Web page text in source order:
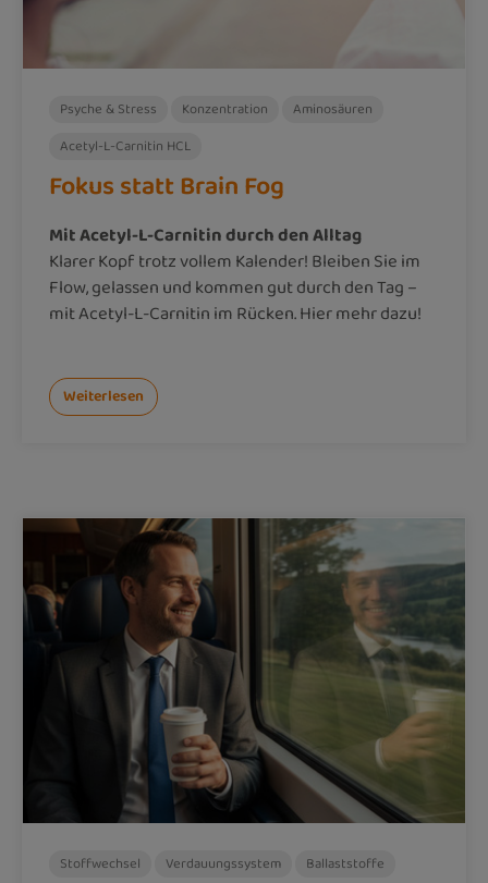
Psyche & Stress Konzentration
Aminosäuren
Acetyl-L-Carnitin HCL
Fokus statt Brain Fog
Mit Acetyl-L-Carnitin durch den Alltag
Klarer Kopf trotz vollem Kalender! Bleiben Sie im
Flow, gelassen und kommen gut durch den Tag –
mit Acetyl-L-Carnitin im Rücken. Hier mehr dazu!
Weiterlesen
Stoffwechsel Verdauungssystem
Ballaststoffe